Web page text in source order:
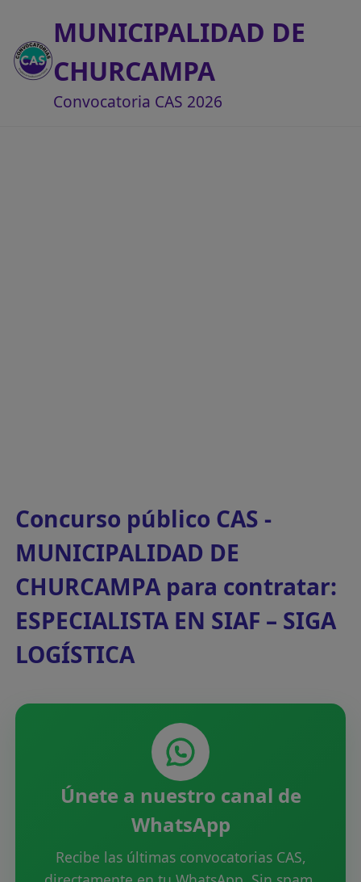
MUNICIPALIDAD DE
CHURCAMPA
Convocatoria CAS 2026
Concurso público CAS -
MUNICIPALIDAD DE
CHURCAMPA para contratar:
ESPECIALISTA EN SIAF – SIGA
LOGÍSTICA
Únete a nuestro canal de
WhatsApp
Recibe las últimas convocatorias CAS,